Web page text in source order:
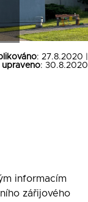
: 27.8.2020 |
upraveno: 30.8.2020
informacím
zářijového